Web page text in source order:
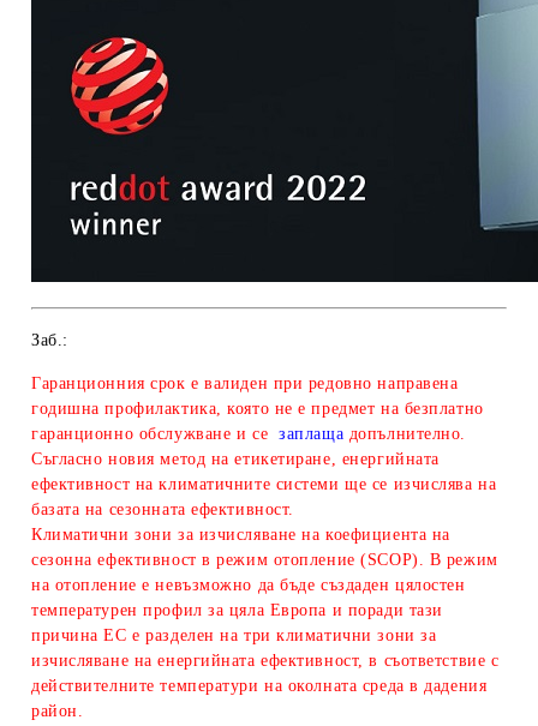
Заб.:
Гаранционния срок е валиден при редовно направена
годишна профилактика, която не е предмет на безплатно
гаранционно обслужване и се заплаща допълнително.
Съгласно новия метод на етикетиране, енергийната
ефективност на климатичните системи ще се изчислява на
базата на сезонната ефективност.
Климатични зони за изчисляванена коефициента на
сезонна ефективност в режим отопление (SCOP). В режим
на отопление е невъзможно да бъде създаден цялостен
температурен профил за цяла Европа и поради тази
причина ЕС е разделен на три климатични зони за
изчисляване на енергийната ефективност, в съответствие с
действителните температури на околната среда в дадения
район.